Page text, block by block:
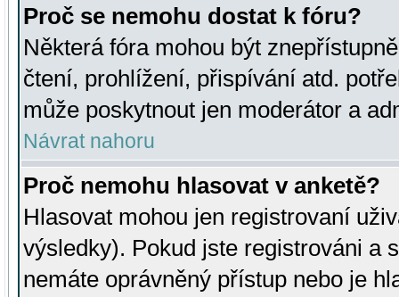
Proč se nemohu dostat k fóru?
Některá fóra mohou být
čtení, prohlížení, přispívání atd.
může poskytnout jen moderátor a
Návrat nahoru
Proč nemohu hlasovat v anketě?
Hlasovat mohou jen registrovaní
výsledky). Pokud jste registrováni a
nemáte oprávněný přístup nebo je